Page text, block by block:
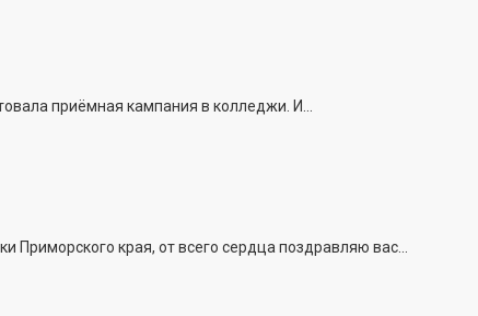
приёмная кампания в колледжи. И...
края, от всего сердца поздравляю вас...